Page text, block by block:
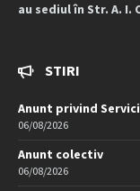
au sediul în Str. A. I.
STIRI
Anunt privind
06/08/2026
Anunt colectiv
06/08/2026